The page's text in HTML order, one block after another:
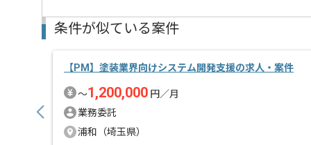
経験豊富なメンバーと成長が出来る環境でございます。
条件が似ている案件
【PM】塗装業界向けシステム開発支援の求人・案件
〜1,200,000 円／月
業務委託
浦和（埼玉県）